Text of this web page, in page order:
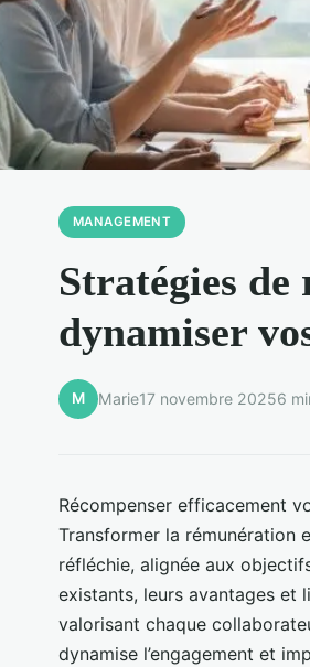
MANAGEMENT
Stratégies
dynamiser
M Marie17 novembre 20256
Récompenser efficacement
Transformer la rémunération
réfléchie, alignée aux
existants, leurs avantages et
valorisant chaque
dynamise l’engagement et